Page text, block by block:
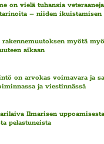
on vielä tuhansia
– niiden ikuistamisen
rakennemuutoksen myötä
aikaan
on arvokas voimavara ja
ja viestinnässä
Ilmarisen
pelastuneista